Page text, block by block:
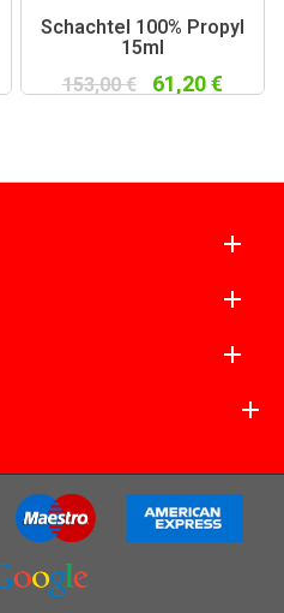
Schachtel 100% Propyl
15ml
153,00 € 61,20 €